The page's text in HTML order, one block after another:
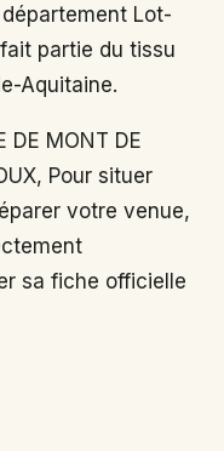
Lot-
partie du tissu
Aquitaine.
DE MONT DE
Pour situer
votre venue,
sa fiche officielle